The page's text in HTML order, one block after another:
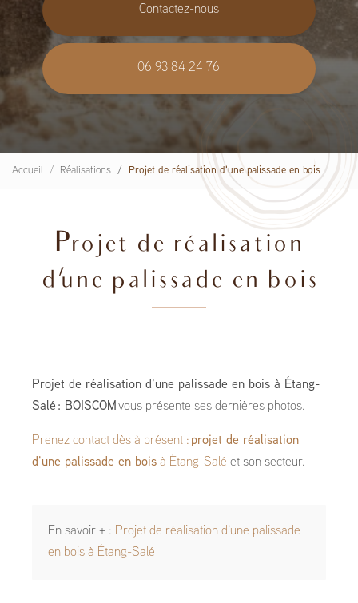
Contactez-nous
06 93 84 24 76
Accueil Réalisations Projet de réalisation d'une palissade en bois
Projet de réalisation
d'une palissade en bois
Projet de réalisation d'une palissade en bois à Étang-
Salé : BOISCOM vous présente ses dernières photos.
Prenez contact dès à présent : projet de réalisation
d'une palissade en bois à Étang-Salé et son secteur.
En savoir + : Projet de réalisation d'une palissade
en bois à Étang-Salé